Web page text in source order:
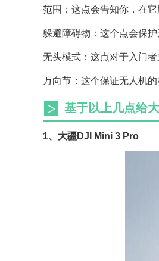
范围：这点会告知你，在
躲避障碍物：这个点会保
无头模式：这点对于入门
万向节：这个保证无人机
基于以上几点给
1、大疆DJI Mini 3 Pro